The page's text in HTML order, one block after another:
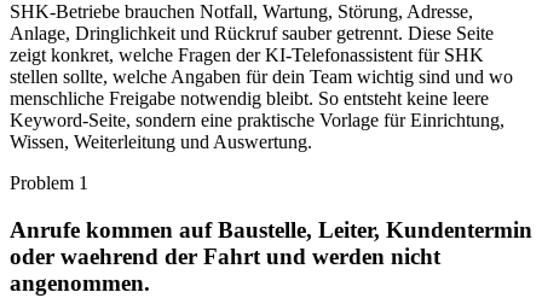
SHK-Betriebe brauchen Notfall, Wartung, Störung, Adresse,
Anlage, Dringlichkeit und Rückruf sauber getrennt. Diese Seite
zeigt konkret, welche Fragen der KI-Telefonassistent für SHK
stellen sollte, welche Angaben für dein Team wichtig sind und wo
menschliche Freigabe notwendig bleibt. So entsteht keine leere
Keyword-Seite, sondern eine praktische Vorlage für Einrichtung,
Wissen, Weiterleitung und Auswertung.
Problem 1
Anrufe kommen auf Baustelle, Leiter, Kundentermin
oder waehrend der Fahrt und werden nicht
angenommen.